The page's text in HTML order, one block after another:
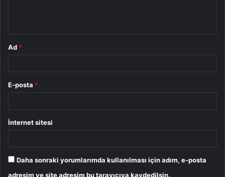
Ad *
E-posta *
İnternet sitesi
Daha sonraki yorumlarımda kullanılması için adım, e-posta
adresim ve site adresim bu tarayıcıya kaydedilsin.